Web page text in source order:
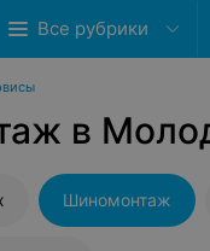
Все рубрики
в
Шиномонтаж